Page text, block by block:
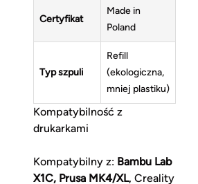
Certyfikat
Made in
Poland
Typ szpuli
Refill
(ekologiczna,
mniej plastiku)
Kompatybilność z
drukarkami
Kompatybilny z: Bambu Lab
X1C, Prusa MK4/XL, Creality